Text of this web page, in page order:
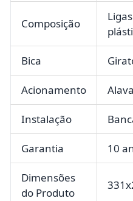
Composição
Bica
Acionamento
Instalação
Garantia 10
Dimensões
do Produto